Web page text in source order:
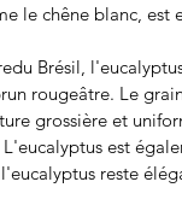
le chêne blanc, est
Brésil,
rougeâtre. Le
grossière et
est
reste